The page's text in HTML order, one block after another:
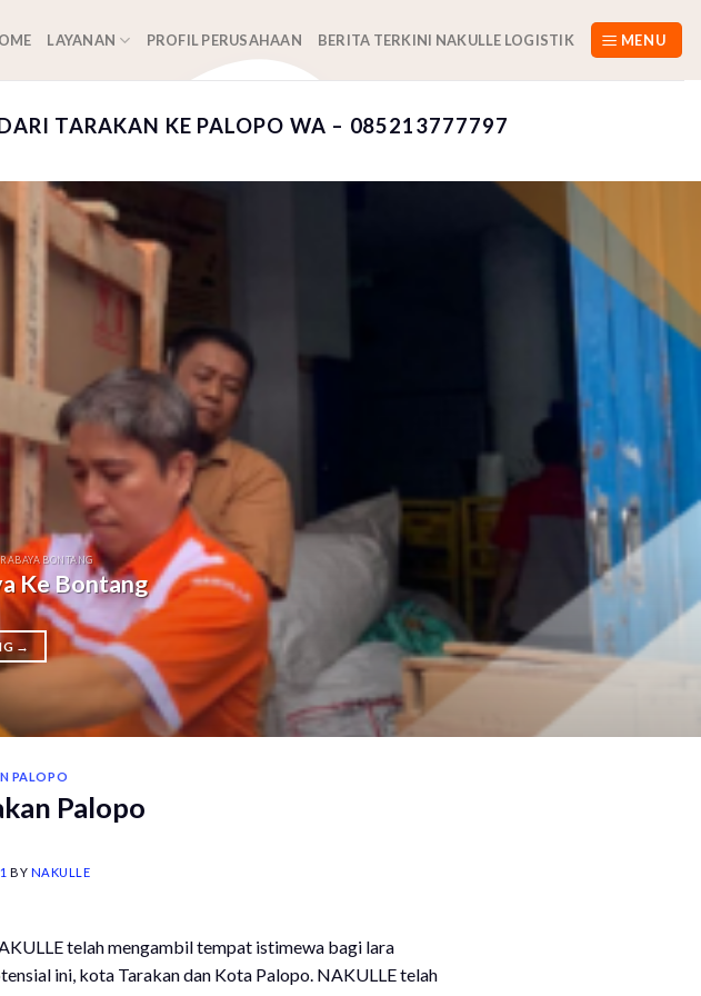
LAYANAN PROFIL PERUSAHAAN BERITA TERKINI NAKULLE LOGISTIK MENU
TARAKAN KE PALOPO WA – 085213777797
BONTANG
Ke Bontang
→
PALOPO
Palopo
BY NAKULLE
telah mengambil tempat istimewa bagi lara
ini, kota Tarakan dan Kota Palopo. NAKULLE telah